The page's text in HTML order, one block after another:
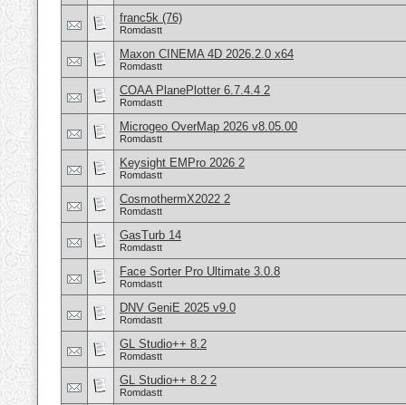
franc5k (76)
Romdastt
Maxon CINEMA 4D 2026.2.0 x64
Romdastt
COAA PlanePlotter 6.7.4.4 2
Romdastt
Microgeo OverMap 2026 v8.05.00
Romdastt
Keysight EMPro 2026 2
Romdastt
CosmothermX2022 2
Romdastt
GasTurb 14
Romdastt
Face Sorter Pro Ultimate 3.0.8
Romdastt
DNV GeniE 2025 v9.0
Romdastt
GL Studio++ 8.2
Romdastt
GL Studio++ 8.2 2
Romdastt